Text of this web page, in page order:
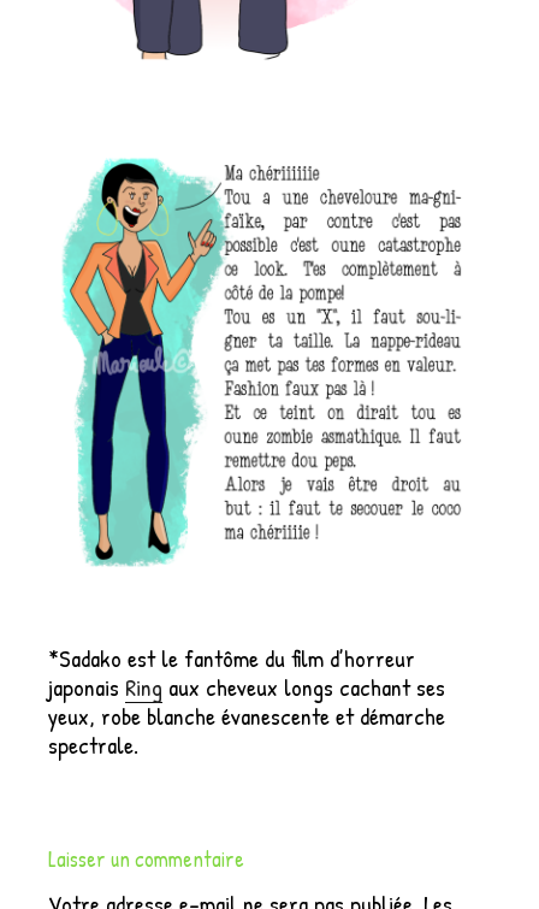
*Sadako est le fantôme du film d’horreur
japonais Ring aux cheveux longs cachant ses
yeux, robe blanche évanescente et démarche
spectrale.
Laisser un commentaire